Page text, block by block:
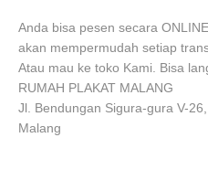
Anda bisa pesen secara
akan mempermudah setiap
Atau mau ke toko Kami. Bisa
RUMAH PLAKAT MALANG
Jl. Bendungan Sigura-gura V-
Malang